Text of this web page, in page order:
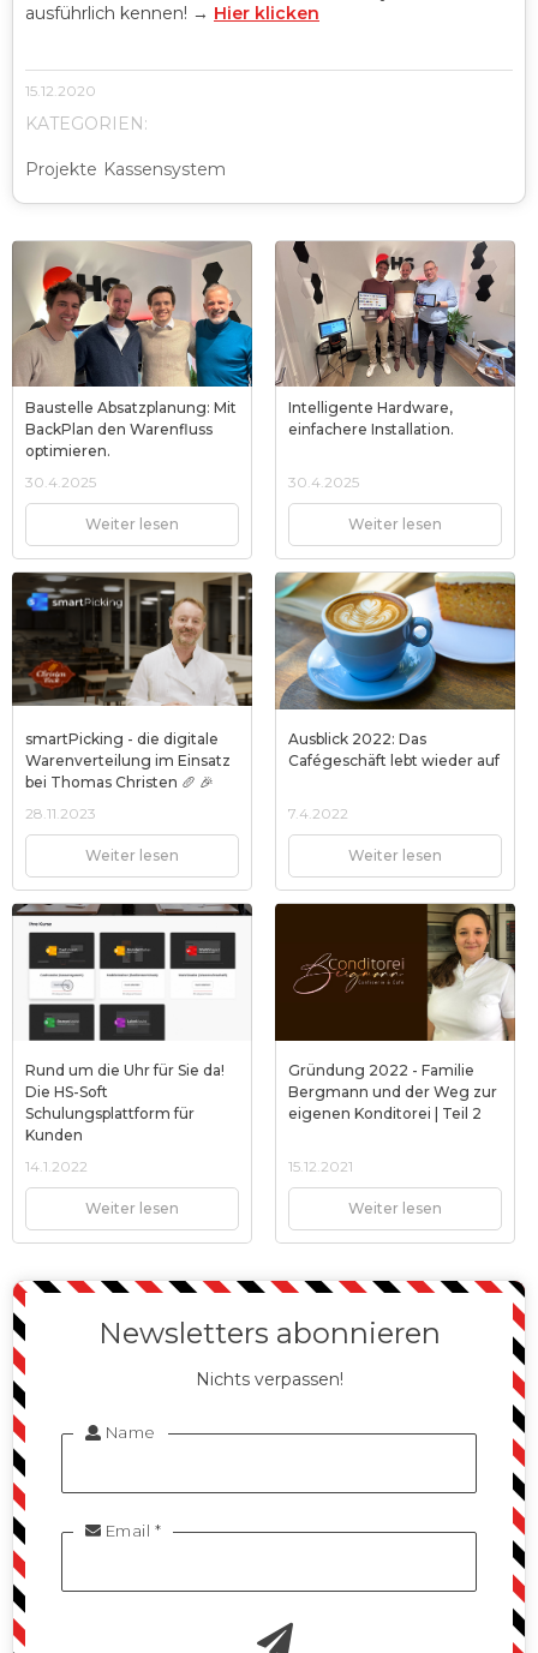
ausführlich kennen! → Hier klicken
15.12.2020
KATEGORIEN:
Projekte Kassensystem
Baustelle Absatzplanung: Mit
BackPlan den Warenfluss
optimieren.
30.4.2025
Weiter lesen
Intelligente Hardware,
einfachere Installation.
30.4.2025
Weiter lesen
smartPicking - die digitale
Warenverteilung im Einsatz
bei Thomas Christen 🥖 🎉
28.11.2023
Weiter lesen
Ausblick 2022: Das
Cafégeschäft lebt wieder auf
7.4.2022
Weiter lesen
Rund um die Uhr für Sie da!
Die HS-Soft
Schulungsplattform für
Kunden
14.1.2022
Weiter lesen
Gründung 2022 - Familie
Bergmann und der Weg zur
eigenen Konditorei | Teil 2
15.12.2021
Weiter lesen
Newsletters abonnieren
Nichts verpassen!
 Name
 Email *